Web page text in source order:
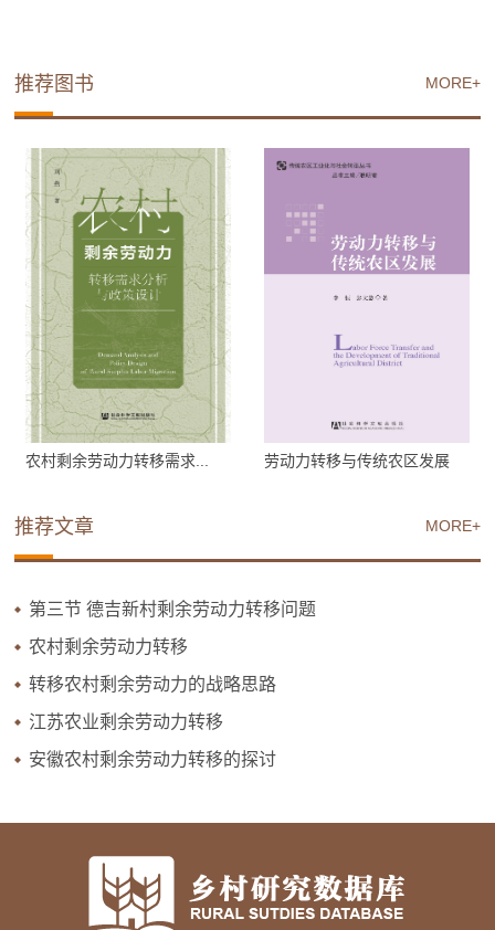
MORE+
推荐图书
农村剩余劳动力转移需求... 劳动力转移与传统农区发展
MORE+
推荐文章
第三节 德吉新村剩余劳动力转移问题
农村剩余劳动力转移
转移农村剩余劳动力的战略思路
江苏农业剩余劳动力转移
安徽农村剩余劳动力转移的探讨